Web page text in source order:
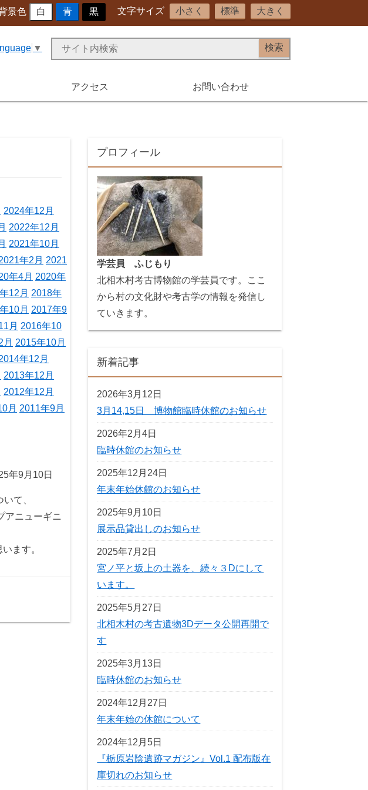
文字サイズ 小さく 標準 大きく
景色 白 青 黒
▼
アクセス お問い合わせ
2024年12月
2022年12月
2021年10月
年2月 2021
年4月 2020年
12月 2018年
10月 2017年9
月 2016年10
月 2015年10月
年12月
2013年12月
2012年12月
月 2011年9月
年9月10日
て、
アニューギニ
ます。
プロフィール
学芸員 ふじもり
北相木村考古博物館の学芸員です。ここ
から村の文化財や考古学の情報を発信し
ていきます。
新着記事
2026年3月12日
3月14,15日 博物館臨時休館のお知らせ
2026年2月4日
臨時休館のお知らせ
2025年12月24日
年末年始休館のお知らせ
2025年9月10日
展示品貸出しのお知らせ
2025年7月2日
宮ノ平と坂上の土器を、続々３Dにして
います。
2025年5月27日
北相木村の考古遺物3Dデータ公開再開で
す
2025年3月13日
臨時休館のお知らせ
2024年12月27日
年末年始の休館について
2024年12月5日
『栃原岩陰遺跡マガジン』Vol.1 配布版在
庫切れのお知らせ